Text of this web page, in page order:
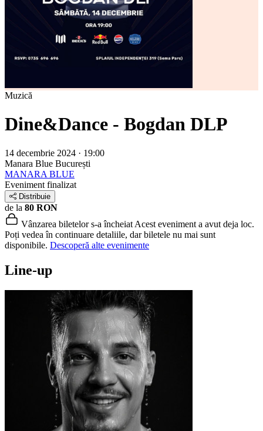
Muzică
Dine&Dance - Bogdan DLP
14 decembrie 2024 · 19:00
Manara Blue București
MANARA BLUE
Eveniment finalizat
Distribuie
de la 80 RON
Vânzarea biletelor s-a încheiat Acest eveniment a avut deja loc.
Poți vedea în continuare detaliile, dar biletele nu mai sunt
disponibile. Descoperă alte evenimente
Line-up